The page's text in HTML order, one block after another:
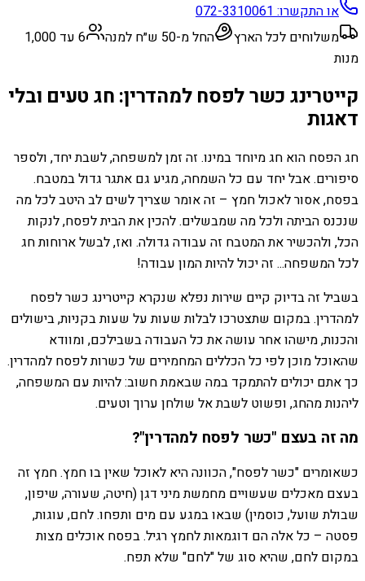
או התקשרו:072-3310061
משלוחים לכל הארץ
החל מ-50 ש״ח למנה
6 עד 1,000
מנות
קייטרינג כשר לפסח למהדרין: חג טעים ובלי
דאגות
חג הפסח הוא חג מיוחד במינו. זה זמן למשפחה, לשבת יחד, ולספר
סיפורים. אבל יחד עם כל השמחה, מגיע גם אתגר גדול במטבח.
בפסח, אסור לאכול חמץ – זה אומר שצריך לשים לב היטב לכל מה
שנכנס הביתה ולכל מה שמבשלים. להכין את הבית לפסח, לנקות
הכל, ולהכשיר את המטבח זה עבודה גדולה. ואז, לבשל ארוחות חג
לכל המשפחה... זה יכול להיות המון עבודה!
בשביל זה בדיוק קיים שירות נפלא שנקרא קייטרינג כשר לפסח
למהדרין. במקום שתצטרכו לבלות שעות על שעות בקניות, בישולים
והכנות, מישהו אחר עושה את כל העבודה בשבילכם, ומוודא
שהאוכל מוכן לפי כל הכללים המחמירים של כשרות לפסח למהדרין.
כך אתם יכולים להתמקד במה שבאמת חשוב: להיות עם המשפחה,
ליהנות מהחג, ופשוט לשבת אל שולחן ערוך וטעים.
מה זה בעצם "כשר לפסח למהדרין"?
כשאומרים "כשר לפסח", הכוונה היא לאוכל שאין בו חמץ. חמץ זה
בעצם מאכלים שעשויים מחמשת מיני דגן (חיטה, שעורה, שיפון,
שבולת שועל, כוסמין) שבאו במגע עם מים ותפחו. לחם, עוגות,
פסטה – כל אלה הם דוגמאות לחמץ רגיל. בפסח אוכלים מצות
במקום לחם, שהיא סוג של "לחם" שלא תפח.